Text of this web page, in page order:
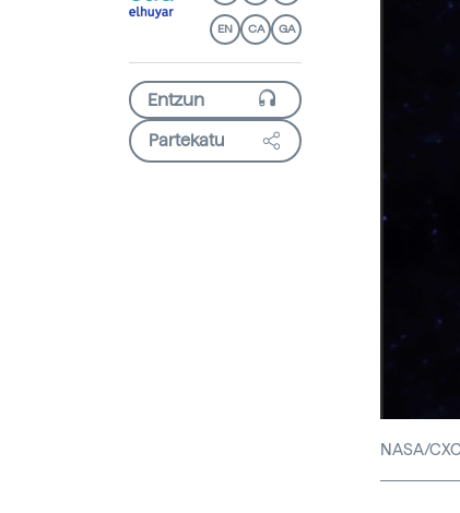
EN CA GA
Partekatu
NASA/